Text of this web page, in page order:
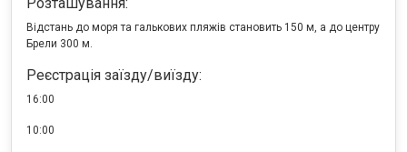
Відстань до моря та галькових пляжів становить 150 м, а до центру
Брели 300 м.
Реєстрація заїзду/виїзду:
16:00
10:00